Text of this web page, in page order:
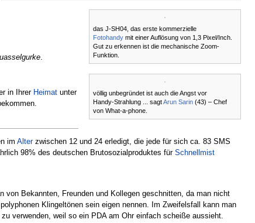
das J-SH04, das erste kommerzielle
Fotohandy mit einer Auflösung von 1,3 Pixel/Inch.
Gut zu erkennen ist die mechanische Zoom-
Funktion.
völlig unbegründet ist auch die Angst vor
Handy-Strahlung ... sagtArun Sarin (43) – Chef
von What-a-phone.
in Ihrer Heimat unter
im Alterzwischen 12 und 24 erledigt, die jede für sich ca. 83 SMS
98% des deutschen Brutosozialproduktes fürSchnellmist
Bekannten, Freunden und Kollegen geschnitten, da man nicht
Klingeltönen sein eigen nennen. Im Zweifelsfall kann man
verwenden, weil so ein PDA am Ohr einfach scheiße aussieht.